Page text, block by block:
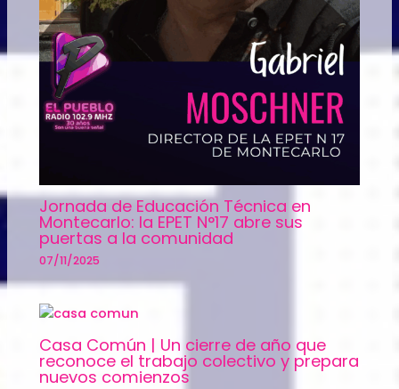
Jornada de Educación Técnica en
Montecarlo: la EPET N°17 abre sus
puertas a la comunidad
07/11/2025
Casa Común | Un cierre de año que
reconoce el trabajo colectivo y prepara
nuevos comienzos